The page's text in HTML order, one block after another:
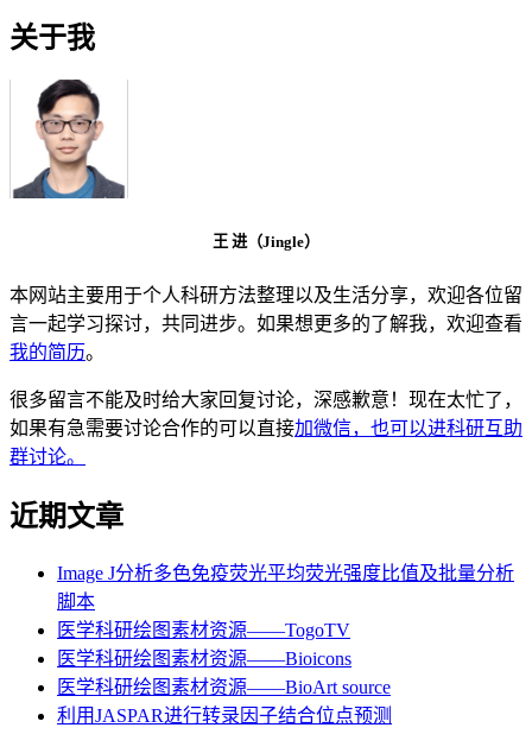
关于我
王 进（Jingle）
本网站主要用于个人科研方法整理以及生活分享，欢迎各位留
言一起学习探讨，共同进步。如果想更多的了解我，欢迎查看
我的简历。
很多留言不能及时给大家回复讨论，深感歉意！现在太忙了，
如果有急需要讨论合作的可以直接加微信，也可以进科研互助
群讨论。
近期文章
Image J分析多色免疫荧光平均荧光强度比值及批量分析
脚本
医学科研绘图素材资源——TogoTV
医学科研绘图素材资源——Bioicons
医学科研绘图素材资源——BioArt source
利用JASPAR进行转录因子结合位点预测